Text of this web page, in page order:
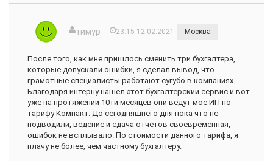
тимур 23:15 12.02.2021 Москва
После того, как мне пришлось сменить три бухгалтера,
которые допускали ошибки, я сделал вывод, что
грамотные специалисты работают сугубо в компаниях.
Благодаря интерну нашел этот бухгалтерский сервис и вот
уже на протяжении 10ти месяцев они ведут мое ИП по
тарифу Компакт. До сегодняшнего дня пока что не
подводили, ведение и сдача отчетов своевременная,
ошибок не всплывало. По стоимости данного тарифа, я
плачу не более, чем частному бухгалтеру.